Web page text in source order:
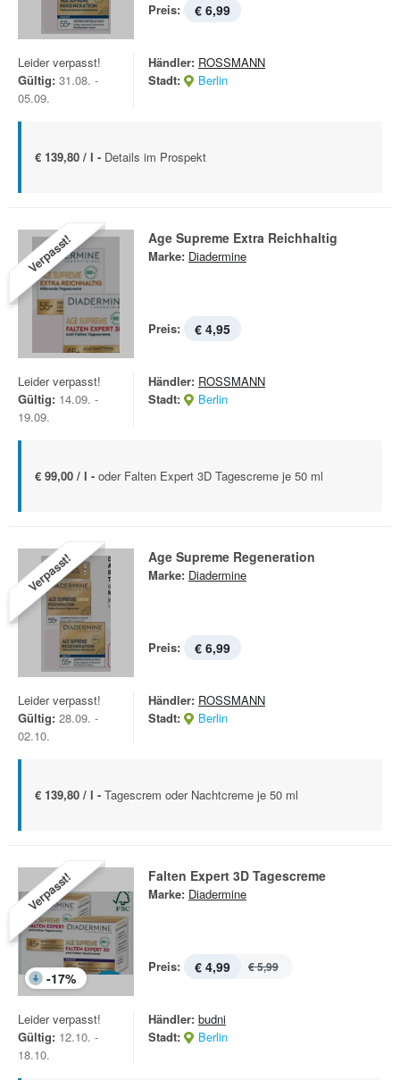
Preis: € 6,99
Leider verpasst!
Gültig: 31.08. -
05.09.
Händler: ROSSMANN
Stadt:
Berlin
€ 139,80 / l - Details im Prospekt
Verpasst! Age Supreme Extra Reichhaltig
Marke: Diadermine
Preis: € 4,95
Leider verpasst!
Gültig: 14.09. -
19.09.
Händler: ROSSMANN
Stadt:
Berlin
€ 99,00 / l - oder Falten Expert 3D Tagescreme je 50 ml
Verpasst! Age Supreme Regeneration
Marke: Diadermine
Preis: € 6,99
Leider verpasst!
Gültig: 28.09. -
02.10.
Händler: ROSSMANN
Stadt:
Berlin
€ 139,80 / l - Tagescrem oder Nachtcreme je 50 ml
Verpasst!
-17%
Falten Expert 3D Tagescreme
Marke: Diadermine
Preis: € 4,99 € 5,99
Leider verpasst!
Gültig: 12.10. -
18.10.
Händler: budni
Stadt:
Berlin